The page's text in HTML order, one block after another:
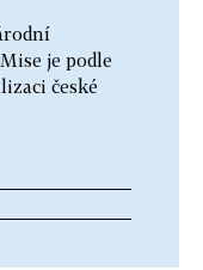
je podle
české